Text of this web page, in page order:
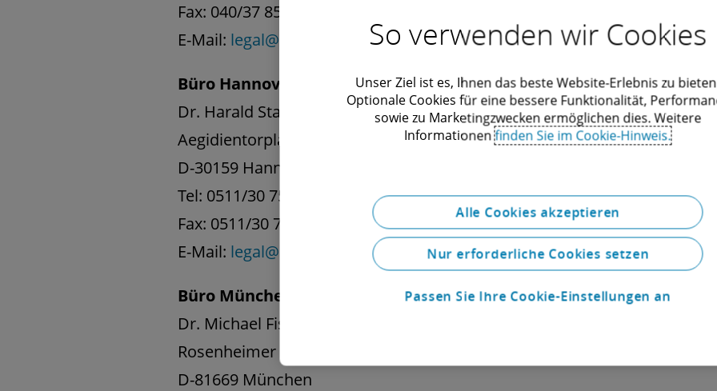
Fax: 040/37 85 38-11
E-Mail: legal@deloitte.de
Büro Hannover: Ihr Kontakt
Dr. Harald Stang
Aegidientorplatz 2a
D-30159 Hannover
Tel: 0511/30 75 59-3
Fax: 0511/30 75 59-50
E-Mail: legal@deloitte.de
Büro München: Ihr Kontakt
Dr. Michael Fischer
Rosenheimer Platz 6
D-81669 München
So verwenden wir Cookies
Unser Ziel ist es, Ihnen das beste Website-Erlebnis zu
Optionale Cookies für eine bessere Funktionalität,
sowie zu Marketingzwecken ermöglichen dies. Weitere
Informationenfinden Sie im Cookie-Hinweis.
Alle Cookies akzeptieren
Nur erforderliche Cookies setzen
Passen Sie Ihre Cookie-Einstellungen an